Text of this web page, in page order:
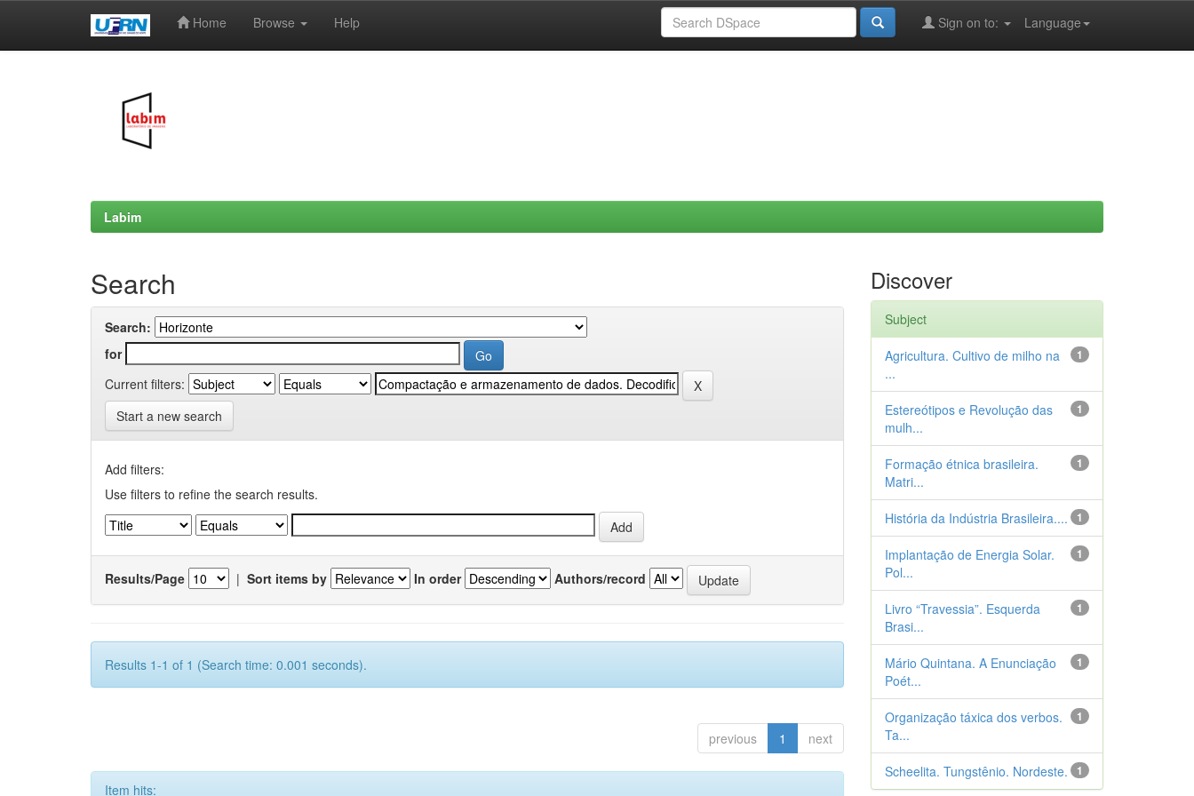
Home Browse Help Language
Sign on to:
Labim
Search
Search:
for
Current filters:
Start a new search
Add filters:
Use filters to refine the search results.
Results/Page | Sort items by In order Authors/record
Results 1-1 of 1 (Search time: 0.001 seconds).
previous 1 next
Item hits:
Discover
Subject
1
Agricultura. Cultivo de milho na
...
1
Estereótipos e Revolução das
mulh...
1
Formação étnica brasileira.
Matri...
1
História da Indústria Brasileira....
1
Implantação de Energia Solar.
Pol...
1
Livro “Travessia”. Esquerda
Brasi...
1
Mário Quintana. A Enunciação
Poét...
1
Organização táxica dos verbos.
Ta...
1
Scheelita. Tungstênio. Nordeste.